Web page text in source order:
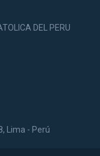
DEL PERU
Lima - Perú